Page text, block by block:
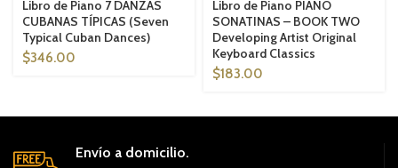
Libro de Piano 7 DANZAS
CUBANAS TÍPICAS (Seven
Typical Cuban Dances)
$346.00
Libro de Piano PIANO
SONATINAS – BOOK TWO
Developing Artist Original
Keyboard Classics
$183.00
Envío a domicilio.